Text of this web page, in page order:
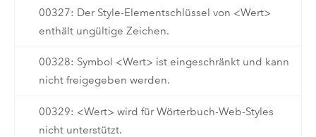
00327: Der Style-Elementschlüssel von <Wert>
enthält ungültige Zeichen.
00328: Symbol <Wert> ist eingeschränkt und kann
nicht freigegeben werden.
00329: <Wert> wird für Wörterbuch-Web-Styles
nicht unterstützt.